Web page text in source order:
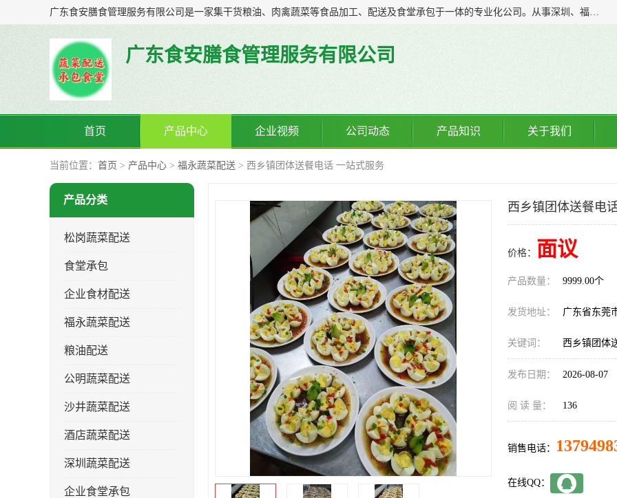
广东食安膳食管理服务有限公司是一家集干货粮油、肉禽蔬菜等食品加工、配送及食堂承包于一体的专业化公司。从事深圳、福永、公明、沙井、松岗等地区的蔬菜配送服务。 专业的服务队伍，以及完善的服务机制，经过多年的努力拼搏，赢得了广大客户的信赖和支持。
广东食安膳食管理服务有限公司
首页 产品中心 企业视频 公司动态 产品知识 关于我们
当前位置： 首页 > 产品中心 > 福永蔬菜配送 > 西乡镇团体送餐电话 一站式服务
产品分类
松岗蔬菜配送
食堂承包
企业食材配送
福永蔬菜配送
粮油配送
公明蔬菜配送
沙井蔬菜配送
酒店蔬菜配送
深圳蔬菜配送
企业食堂承包
西乡镇团体送餐电
价格： 面议
产品数量： 9999.00个
发货地址： 广东省东莞
关键词： 西乡镇团体
发布日期： 2026-08-07
阅 读 量： 136
销售电话：
在线QQ：